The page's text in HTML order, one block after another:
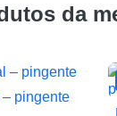
da
pingente